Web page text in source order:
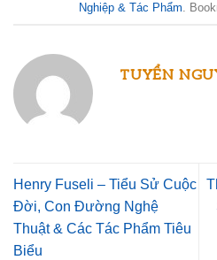
Nghiệp & Tác Phẩm.
TUYỂN
Henry Fuseli – Tiểu Sử Cuộc
Đời, Con Đường Nghệ
Thuật & Các Tác Phẩm Tiêu
Biểu